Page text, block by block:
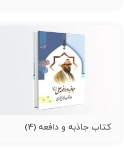
کتاب جاذبه و دافعه (4)